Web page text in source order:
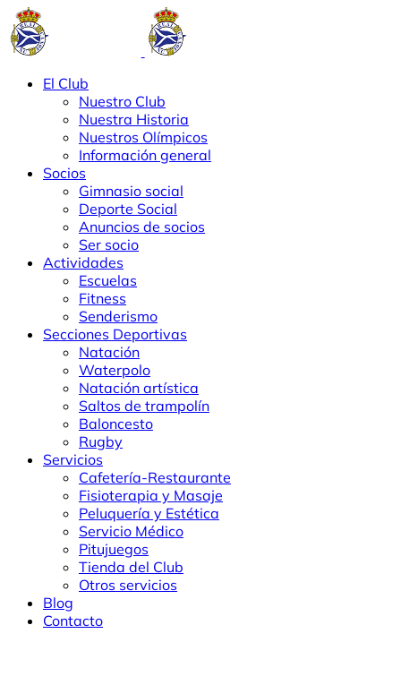
El Club
Nuestro Club
Nuestra Historia
Nuestros Olímpicos
Información general
Socios
Gimnasio social
Deporte Social
Anuncios de socios
Ser socio
Actividades
Escuelas
Fitness
Senderismo
Secciones Deportivas
Natación
Waterpolo
Natación artística
Saltos de trampolín
Baloncesto
Rugby
Servicios
Cafetería-Restaurante
Fisioterapia y Masaje
Peluquería y Estética
Servicio Médico
Pitujuegos
Tienda del Club
Otros servicios
Blog
Contacto